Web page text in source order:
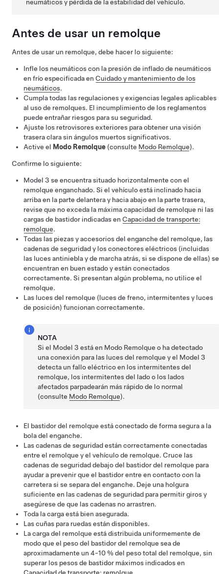
neumáticos y pérdida de la estabilidad del vehículo.
Antes de usar un remolque
Antes de usar un remolque, debe hacer lo siguiente:
Infle los neumáticos con la presión de inflado de neumáticos
en frío especificada en Cuidado y mantenimiento de los
neumáticos.
Cumpla todas las regulaciones y exigencias legales aplicables
al uso de remolques. El incumplimiento de los reglamentos
puede entrañar riesgos para su seguridad.
Ajuste los retrovisores exteriores para obtener una visión
trasera clara sin ángulos muertos significativos.
Active el Modo Remolque (consulte Modo Remolque).
Confirme lo siguiente:
Model 3 se encuentra situado horizontalmente con el
remolque enganchado. Si el vehículo está inclinado hacia
arriba en la parte delantera y hacia abajo en la parte trasera,
revise que no exceda la máxima capacidad de remolque ni las
cargas de bastidor indicadas en Capacidad de transporte:
remolque.
Todas las piezas y accesorios del enganche del remolque, las
cadenas de seguridad y los conectores eléctricos (incluidas
las luces antiniebla y de marcha atrás, si se dispone de ellas) se
encuentran en buen estado y están conectados
correctamente. Si presentan algún problema, no utilice el
remolque.
Las luces del remolque (luces de freno, intermitentes y luces
de posición) funcionan correctamente.
NOTA
Si el Model 3 está en Modo Remolque o ha detectado
una conexión para las luces del remolque y el Model 3
detecta un fallo eléctrico en los intermitentes del
remolque, los intermitentes del lado o los lados
afectados parpadearán más rápido de lo normal
(consulte Modo Remolque).
El bastidor del remolque está conectado de forma segura a la
bola del enganche.
Las cadenas de seguridad están correctamente conectadas
entre el remolque y el vehículo de remolque. Cruce las
cadenas de seguridad debajo del bastidor del remolque para
ayudar a prevenir que el bastidor entre en contacto con la
carretera si se separa del enganche. Deje una holgura
suficiente en las cadenas de seguridad para permitir giros y
asegúrese de que las cadenas no arrastren.
Toda la carga está bien asegurada.
Las cuñas para ruedas están disponibles.
La carga del remolque está distribuida uniformemente de
modo que el peso del bastidor del remolque sea de
aproximadamente un 4-10 % del peso total del remolque, sin
superar los pesos de bastidor máximos indicados en